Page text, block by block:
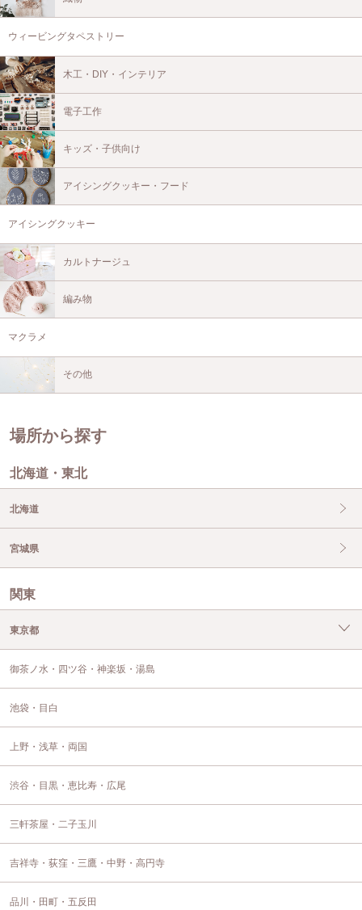
ウィービングタペストリー
木工・DIY・インテリア
電子工作
キッズ・子供向け
アイシングクッキー・フード
アイシングクッキー
カルトナージュ
編み物
マクラメ
その他
場所から探す
北海道・東北
北海道
宮城県
関東
東京都
御茶ノ水・四ツ谷・神楽坂・湯島
池袋・目白
上野・浅草・両国
渋谷・目黒・恵比寿・広尾
三軒茶屋・二子玉川
吉祥寺・荻窪・三鷹・中野・高円寺
品川・田町・五反田